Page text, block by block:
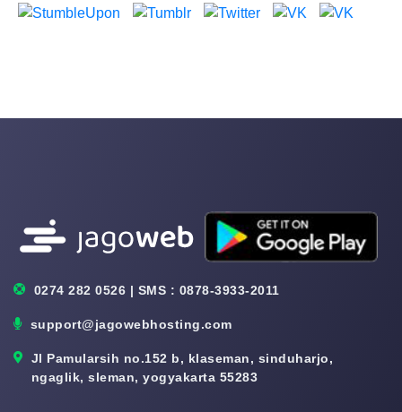
0274 282 0526 | SMS : 0878-3933-2011
support@jagowebhosting.com
Jl Pamularsih no.152 b, klaseman, sinduharjo,
ngaglik, sleman, yogyakarta 55283